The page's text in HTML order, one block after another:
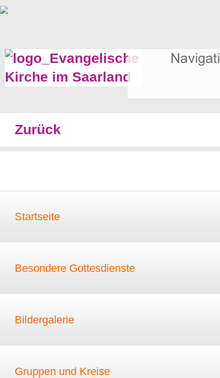
Zurück
Startseite
Besondere Gottesdienste
Bildergalerie
Gruppen und Kreise